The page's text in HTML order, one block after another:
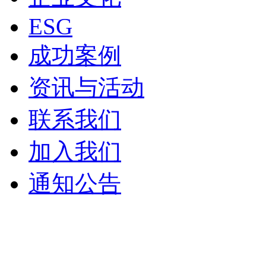
ESG
成功案例
资讯与活动
联系我们
加入我们
通知公告